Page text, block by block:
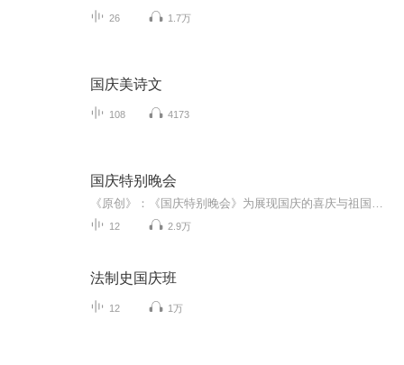
26 1.7万
国庆美诗文
108 4173
国庆特别晚会
12 2.9万
法制史国庆班
12 1万